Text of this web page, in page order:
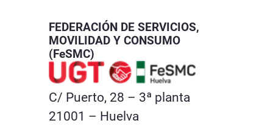
FEDERACIÓN DE SERVICIOS,
MOVILIDAD Y CONSUMO
(FeSMC)
C/ Puerto, 28 – 3ª planta
21001 – Huelva